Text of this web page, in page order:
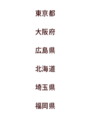
東京都
大阪府
広島県
北海道
埼玉県
福岡県